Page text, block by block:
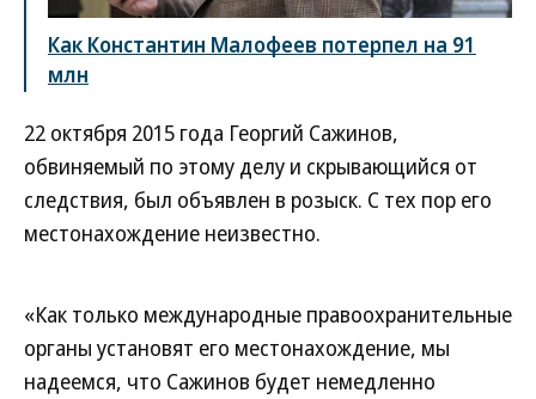
Как Константин Малофеев потерпел на 91
млн
22 октября 2015 года Георгий Сажинов,
обвиняемый по этому делу и скрывающийся от
следствия, был объявлен в розыск. C тех пор его
местонахождение неизвестно.
«Как только международные правоохранительные
органы установят его местонахождение, мы
надеемся, что Сажинов будет немедленно